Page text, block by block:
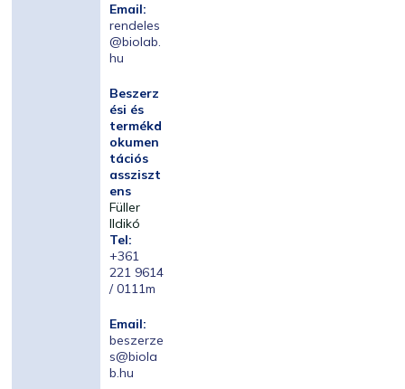
Email:
rendeles
@biolab.
hu
Beszerz
ési és
termékd
okumen
tációs
assziszt
ens
Füller
Ildikó
Tel:
+361
221 9614
/ 0111m
Email:
beszerze
s@biola
b.hu